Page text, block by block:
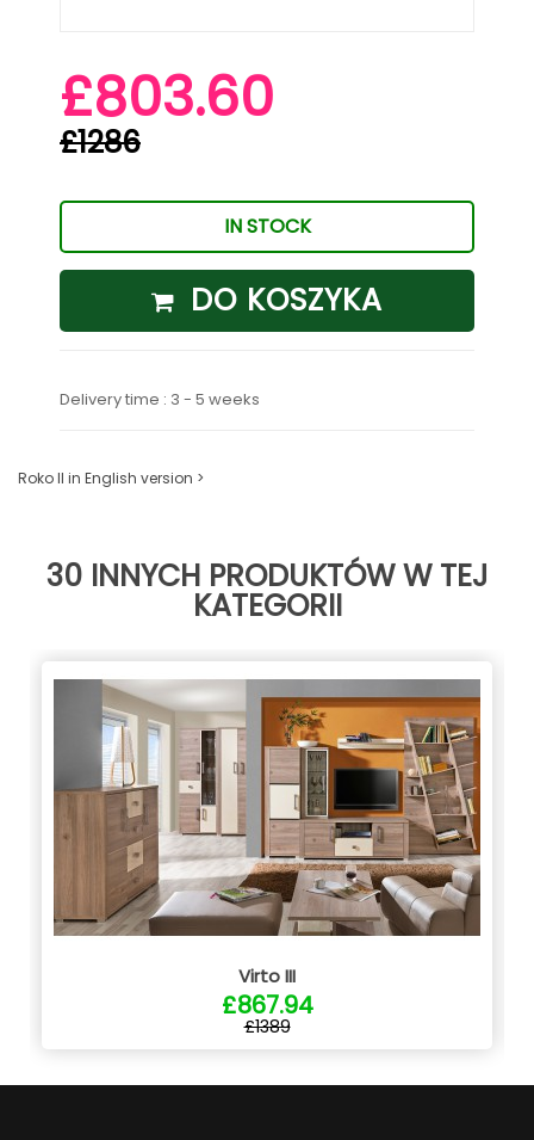
£803.60
£1286
IN STOCK
DO KOSZYKA
Delivery time : 3 - 5 weeks
Roko II in English version >
30 INNYCH PRODUKTÓW W TEJ
KATEGORII
Virto III
£867.94
£1389